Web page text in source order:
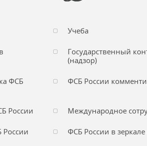
Учеба
Государственный
(надзор)
ФСБ
ФСБ России
России Международное
ФСБ России в зеркале